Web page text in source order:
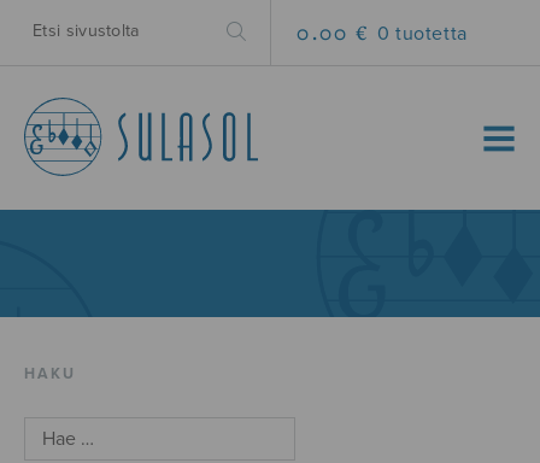
0.00 € 0 tuotetta
MENU
HAKU